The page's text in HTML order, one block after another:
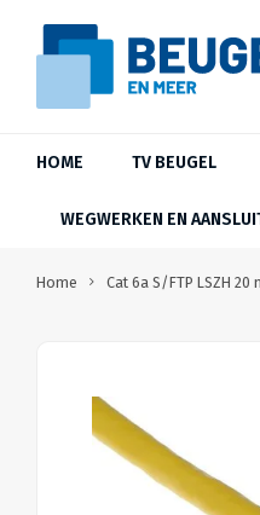
HOME TV BEUGEL
WEGWERKEN EN
Home Cat 6a S/FTP LSZH